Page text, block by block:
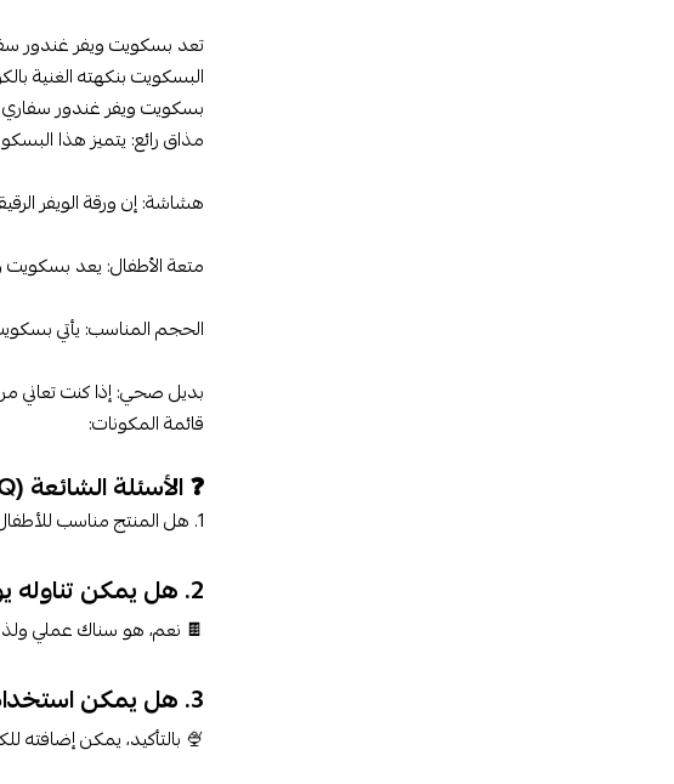
تعد بسكويت ويفر غندور
البسكويت بنكهته الغنية
بسكويت ويفر غندور سفاري
مذاق رائع: يتميز هذا
هشاشة: إن ورقة الويفر
متعة الأطفال: يعد بسكويت
الحجم المناسب: يأتي
بديل صحي: إذا كنت تعاني
قائمة المكونات:
❓ الأسئلة الشائعة (FAQ)
1. هل المنتج مناسب للأطفال؟✅ نعم، حجمه وطعمه يجعله مناسبًا للأطفال والكبار.
2. هل يمكن تناوله يوميًا؟
🍫 نعم، هو سناك عملي
3. هل يمكن استخدامه في الحلويات؟
🍨 بالتأكيد، يمكن إضافته